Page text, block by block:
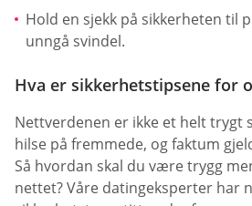
Hold en sjekk på sikkerheten til
unngå svindel.
Hva er sikkerhetstipsene for
Nettverdenen er ikke et helt trygt
hilse på fremmede, og faktum
Så hvordan skal du være trygg
nettet? Våre datingeksperter har